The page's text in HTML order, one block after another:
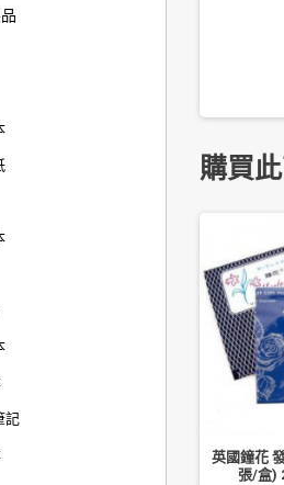
記
購買
雄獅 HG-50-1/膠
英國鐘花
張/盒)